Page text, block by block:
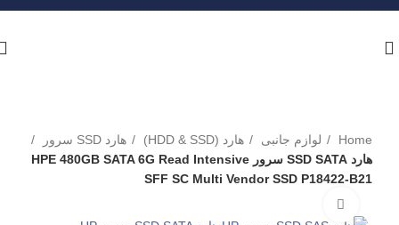
Home لوازم جانبی هارد (HDD & SSD)
هارد SSD سرور
هارد SSD SATA سرور HPE 480GB SATA 6G Read Intensive
SFF SC Multi Vendor SSD P18422-B21